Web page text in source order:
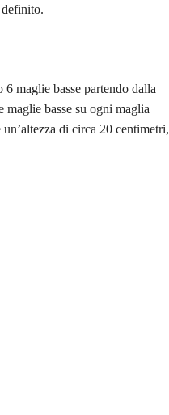
definito.
maglie basse partendo dalla
maglie basse su ogni maglia
di circa 20 centimetri,